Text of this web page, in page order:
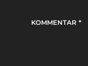
KOMMENTAR *